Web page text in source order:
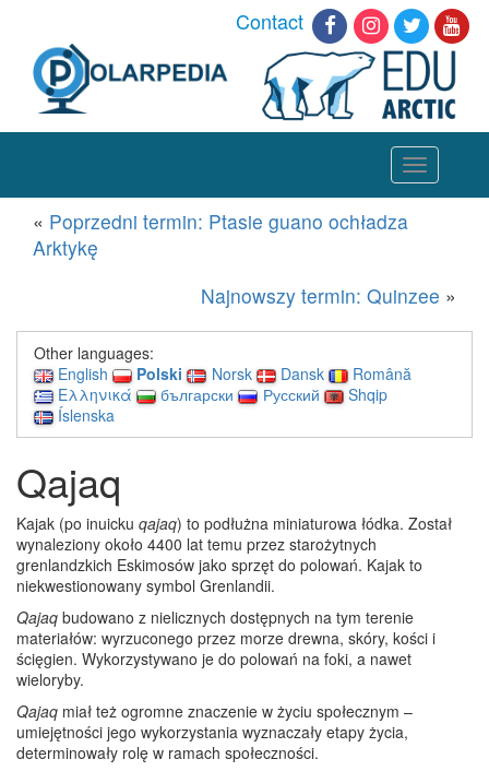
Contact
Toggle
navigation
« Poprzedni termin: Ptasie guano ochładza
Arktykę
Najnowszy termin: Quinzee »
Other languages:
English
Polski Norsk Dansk
Română
Ελληνικά
български Русский
Shqip
Íslenska
Qajaq
Kajak (po inuicku qajaq) to podłużna miniaturowa łódka. Został
wynaleziony około 4400 lat temu przez starożytnych
grenlandzkich Eskimosów jako sprzęt do polowań. Kajak to
niekwestionowany symbol Grenlandii.
Qajaq budowano z nielicznych dostępnych na tym terenie
materiałów: wyrzuconego przez morze drewna, skóry, kości i
ścięgien. Wykorzystywano je do polowań na foki, a nawet
wieloryby.
Qajaq miał też ogromne znaczenie w życiu społecznym –
umiejętności jego wykorzystania wyznaczały etapy życia,
determinowały rolę w ramach społeczności.